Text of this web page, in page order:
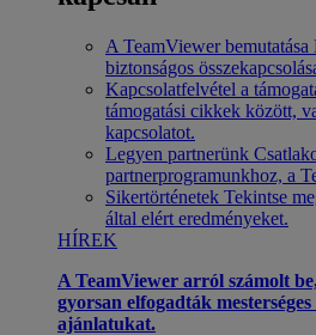
A TeamViewer bemutatása
biztonságos
Kapcsolatfelvétel a
támogatási cikkek között,
kapcsolatot.
Legyen partnerünk
partnerprogramunkhoz, a
Sikertörténetek Tekintse
által elért eredményeket.
HÍREK
A TeamViewer arról számolt
gyorsan elfogadták
ajánlatukat.